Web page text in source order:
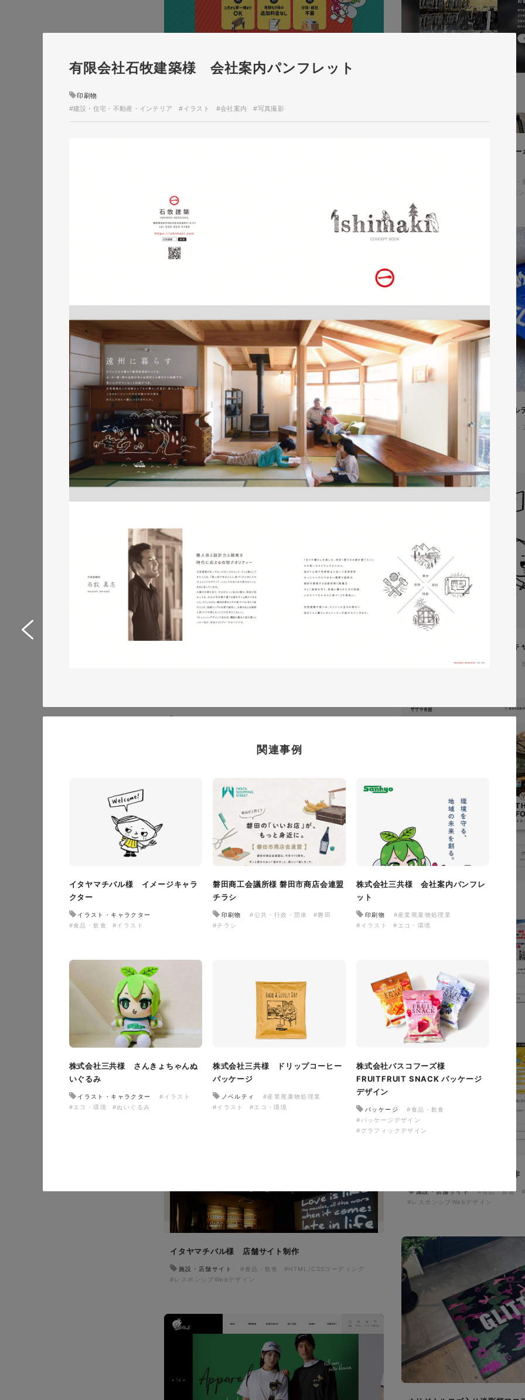
株式会社鈴木塗装工業所様 コ
#メーカー
#レスポ
株式会社吉和田浜松様 ノベル
#メーカー・製造業
#ノベルティデザイン
イタヤマチバル様 イメージキ
イラスト・キャラクター #食品・
ザザ中央館様 店舗サイト制作
施設・店舗サイト #食品・飲食
#レスポンシブWebデザイン
イタヤマチバル様 店舗サイト制作
施設・店舗サイト #食品・飲食
#HTML/CSSコーディング
#レスポンシブWebデザイン
有限会社石牧建築様 会社案内パンフレット
印刷物
#建設・住宅・不動産・インテリア
#イラスト #会社案内 #写真撮影
関連事例
イタヤマチバル様 イメージキャラ
クター
イラスト・キャラクター
#食品・飲食
#イラスト
磐田商工会議所様 磐田市商店会連盟
チラシ
印刷物 #公共・行政・団体
#磐田
#チラシ
株式会社三共様 会社案内パンフレ
ット
印刷物
#産業廃棄物処理業
#イラスト
#エコ・環境
株式会社三共様 さんきょちゃんぬ
いぐるみ
イラスト・キャラクター
#イラスト
#エコ・環境
#ぬいぐるみ
株式会社三共様 ドリップコーヒー
パッケージ
ノベルティ
#産業廃棄物処理業
#イラスト
#エコ・環境
株式会社バスコフーズ様
FRUITFRUIT SNACK パッケージ
デザイン
パッケージ
#食品・飲食
#パッケージデザイン
#グラフィックデザイン